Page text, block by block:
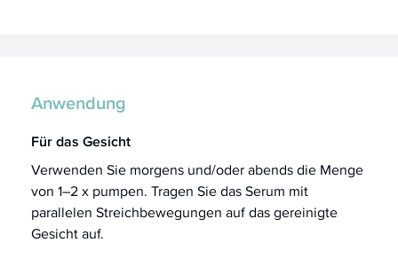
Anwendung
Für das Gesicht
Verwenden Sie morgens und/oder abends die Menge
von 1–2 x pumpen. Tragen Sie das Serum mit
parallelen Streichbewegungen auf das gereinigte
Gesicht auf.